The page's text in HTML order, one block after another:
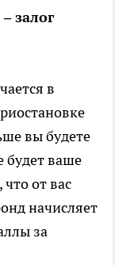
залог
в
вы будете
будет ваше
от вас
начисляет
за